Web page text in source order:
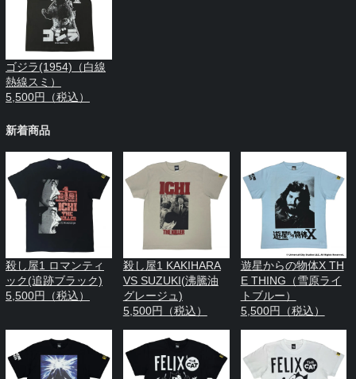
ゴジラ(1954)（白線
熱線スミ）
5,500円（税込）
新着商品
殺し屋1 ロマンティ
ック(追跡ブラック)
5,500円（税込）
殺し屋1 KAKIHARA
VS SUZUKI(沸騰油
グレージュ)
5,500円（税込）
遊星からの物体X TH
E THING（雪原ライ
トブルー）
5,500円（税込）